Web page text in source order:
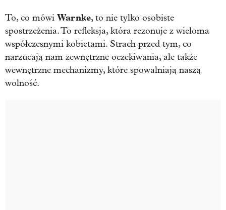
To, co mówi Warnke, to nie tylko osobiste
spostrzeżenia. To refleksja, która rezonuje z wieloma
współczesnymi kobietami. Strach przed tym, co
narzucają nam zewnętrzne oczekiwania, ale także
wewnętrzne mechanizmy, które spowalniają naszą
wolność.